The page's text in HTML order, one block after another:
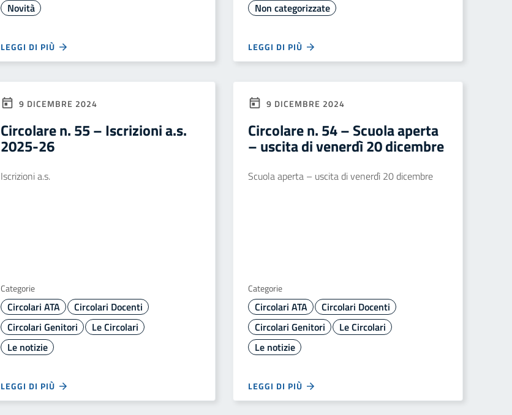
Novità
LEGGI DI PIÙ
Non categorizzate
LEGGI DI PIÙ
9 DICEMBRE 2024
Circolare n. 55 – Iscrizioni a.s.
2025-26
Iscrizioni a.s.
Categorie
Circolari ATA
Circolari Docenti
Circolari Genitori
Le Circolari
Le notizie
LEGGI DI PIÙ
9 DICEMBRE 2024
Circolare n. 54 – Scuola aperta
– uscita di venerdì 20 dicembre
Scuola aperta – uscita di venerdì 20 dicembre
Categorie
Circolari ATA
Circolari Docenti
Circolari Genitori
Le Circolari
Le notizie
LEGGI DI PIÙ